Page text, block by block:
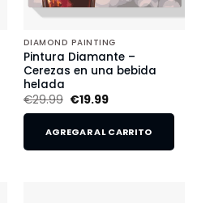
DIAMOND PAINTING
Pintura Diamante –
Cerezas en una bebida
helada
€29.99 €19.99
AGREGAR AL CARRITO